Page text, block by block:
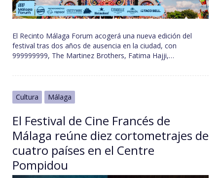
El Recinto Málaga Forum acogerá una nueva edición del
festival tras dos años de ausencia en la ciudad, con
999999999, The Martinez Brothers, Fatima Hajji,…
Cultura Málaga
El Festival de Cine Francés de
Málaga reúne diez cortometrajes de
cuatro países en el Centre
Pompidou